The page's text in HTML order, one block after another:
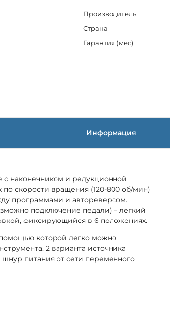
Производитель
Страна
Гарантия (мес)
Информация
с наконечником и редукционной
по скорости вращения (120-800 об/мин)
программами и автореверсом.
подключение педали) – легкий
фиксирующийся в 6 положениях.
помощью которой легко можно
2 варианта источника
питания от сети переменного